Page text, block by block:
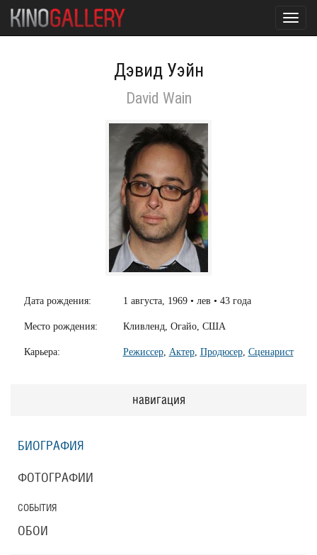
Дэвид Уэйн
David Wain
Дата рождения: 1 августа, 1969 • лев • 43 года
Место рождения: Кливленд, Огайо, США
Карьера: Режиссер, Актер, Продюсер, Сценарист
навигация
БИОГРАФИЯ
ФОТОГРАФИИ
СОБЫТИЯ
ОБОИ